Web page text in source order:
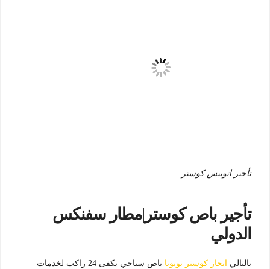
تأجير اتوبيس كوستر
تأجير باص كوستر|مطار سفنكس
الدولي
بالتالي ايجار كوستر تويوتا باص سياحي يكفى 24 راكب لخدمات